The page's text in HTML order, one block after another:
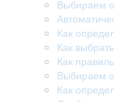
Выбираем
Как
Как
Как
Выбираем
Как